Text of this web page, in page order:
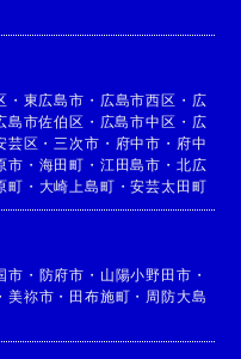
・ 東広島市 ・ 広島市西区 ・ 広
島市佐伯区 ・ 広島市中区 ・ 広
芸区 ・ 三次市 ・ 府中市 ・ 府中
市 ・ 海田町 ・ 江田島市 ・ 北広
町 ・ 大崎上島町 ・安芸太田町
市 ・ 防府市 ・ 山陽小野田市 ・
・ 美祢市 ・ 田布施町 ・ 周防大島